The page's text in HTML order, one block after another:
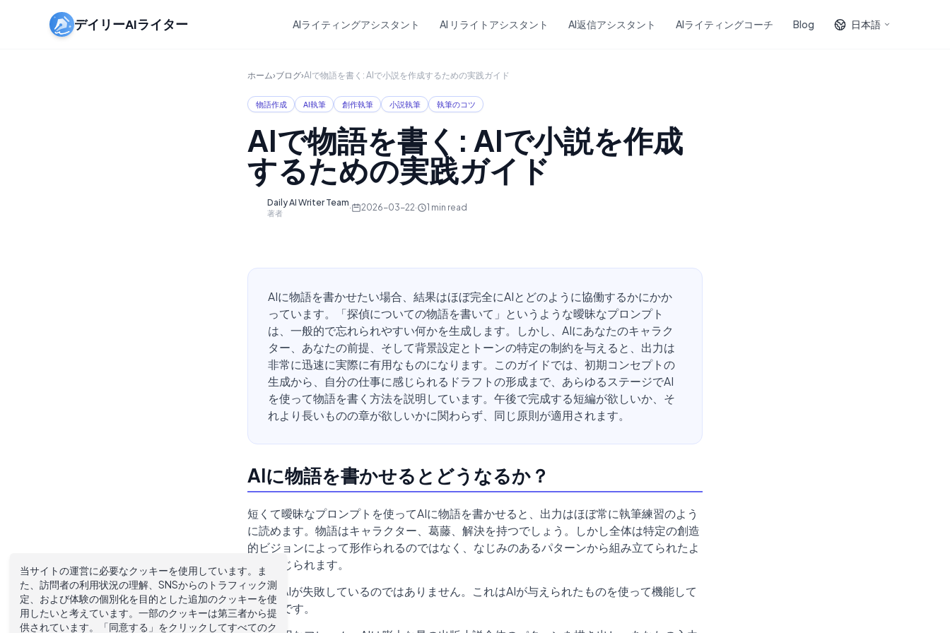
デイリーAIライター AIライティングアシスタント AI リライトアシスタント AI返信アシスタント AIライティングコーチ Blog 日本語
ホーム›ブログ›AIで物語を書く: AIで小説を作成するための実践ガイド
物語作成 AI執筆 創作執筆 小説執筆 執筆のコツ
AIで物語を書く: AIで小説を作成
するための実践ガイド
Daily AI Writer Team
著者
· 2026-03-22· 1 min read
AIに物語を書かせたい場合、結果はほぼ完全にAIとどのように協働するかにかか
っています。「探偵についての物語を書いて」というような曖昧なプロンプト
は、一般的で忘れられやすい何かを生成します。しかし、AIにあなたのキャラク
ター、あなたの前提、そして背景設定とトーンの特定の制約を与えると、出力は
非常に迅速に実際に有用なものになります。このガイドでは、初期コンセプトの
生成から、自分の仕事に感じられるドラフトの形成まで、あらゆるステージでAI
を使って物語を書く方法を説明しています。午後で完成する短編が欲しいか、そ
れより長いものの章が欲しいかに関わらず、同じ原則が適用されます。
AIに物語を書かせるとどうなるか？
短くて曖昧なプロンプトを使ってAIに物語を書かせると、出力はほぼ常に執筆練習のよう
に読めます。物語はキャラクター、葛藤、解決を持つでしょう。しかし全体は特定の創造
的ビジョンによって形作られるのではなく、なじみのあるパターンから組み立てられたよ
うに感じられます。
これはAIが失敗しているのではありません。これはAIが与えられたものを使って機能して
いるのです。
当サイトの運営に必要なクッキーを使用しています。ま
た、訪問者の利用状況の理解、SNSからのトラフィック測
定、および体験の個別化を目的とした追加のクッキーを使
用したいと考えています。一部のクッキーは第三者から提
供されています。「同意する」をクリックしてすべてのク